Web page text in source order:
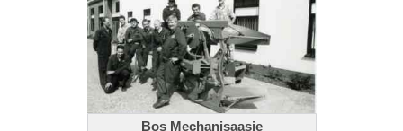
Bos Mechanisaasje